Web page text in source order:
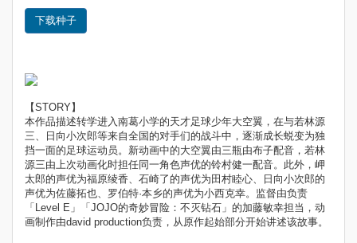
下载种子
【STORY】
本作品描述转学进入南葛小学的天才足球少年大空翼，在与若林源
三、日向小次郎等来自全国的对手们的战斗中，逐渐成长蜕变为独
挡一面的足球运动员。新动画中的大空翼由三瓶由布子配音，若林
源三由上次动画化时担任同一角色声优的铃村健一配音。此外，岬
太郎的声优为福原绫香、石崎了的声优为田村睦心、日向小次郎的
声优为佐藤拓也、罗伯特·本乡的声优为小西克幸。监督由负责
「Level E」「JOJO的奇妙冒险：不灭钻石」的加藤敏幸担当，动
画制作由david production负责，从原作起始部分开始讲述该故事。